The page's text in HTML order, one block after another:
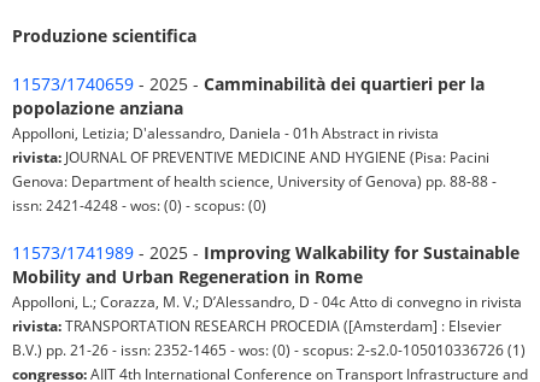
Produzione scientifica
11573/1740659 - 2025 - Camminabilità dei quartieri per la
popolazione anziana
Appolloni, Letizia; D'alessandro, Daniela - 01h Abstract in rivista
rivista: JOURNAL OF PREVENTIVE MEDICINE AND HYGIENE (Pisa: Pacini
Genova: Department of health science, University of Genova) pp. 88-88 -
issn: 2421-4248 - wos: (0) - scopus: (0)
11573/1741989 - 2025 - Improving Walkability for Sustainable
Mobility and Urban Regeneration in Rome
Appolloni, L.; Corazza, M. V.; D’Alessandro, D - 04c Atto di convegno in rivista
rivista:TRANSPORTATION RESEARCH PROCEDIA ([Amsterdam] : Elsevier
B.V.) pp. 21-26 - issn: 2352-1465 - wos: (0) - scopus: 2-s2.0-105010336726 (1)
congresso:AIIT 4th International Conference on Transport Infrastructure and